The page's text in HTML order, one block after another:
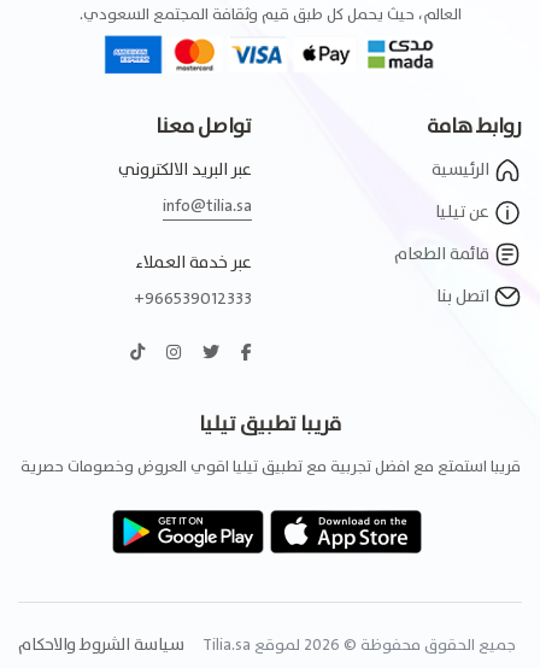
العالم، حيث يحمل كل طبق قيم وثقافة المجتمع السعودي.
روابط هامة
الرئيسية
عن تيليا
قائمة الطعام
اتصل بنا
تواصل معنا
عبر البريد الالكتروني
info@tilia.sa
عبر خدمة العملاء
+966539012333
قريبا تطبيق تيليا
قريبا استمتع مع افضل تجربية مع تطبيق تيليا اقوي العروض وخصومات حصرية
جميع الحقوق محفوظة © 2026 لموقع Tilia.sa سياسة الشروط والاحكام